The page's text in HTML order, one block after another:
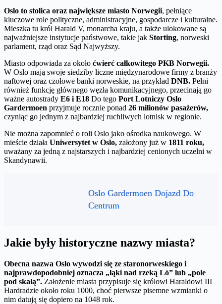
Oslo to stolica oraz największe miasto Norwegii, pełniące
kluczowe role polityczne, administracyjne, gospodarcze i kulturalne.
Mieszka tu król Harald V, monarcha kraju, a także ulokowane są
najważniejsze instytucje państwowe, takie jak Storting, norweski
parlament, rząd oraz Sąd Najwyższy.
Miasto odpowiada za około ćwierć całkowitego PKB Norwegii.
W Oslo mają swoje siedziby liczne międzynarodowe firmy z branży
naftowej oraz czołowe banki norweskie, na przykład DNB. Pełni
również funkcję głównego węzła komunikacyjnego, przecinają go
ważne autostrady E6 i E18 Do tego Port Lotniczy Oslo
Gardermoen przyjmuje rocznie ponad 26 milionów pasażerów,
czyniąc go jednym z najbardziej ruchliwych lotnisk w regionie.
Nie można zapomnieć o roli Oslo jako ośrodka naukowego. W
mieście działa Uniwersytet w Oslo, założony już w 1811 roku,
uważany za jedną z najstarszych i najbardziej cenionych uczelni w
Skandynawii.
Oslo Gardermoen Dojazd Do
Centrum
Jakie były historyczne nazwy miasta?
Obecna nazwa Oslo wywodzi się ze staronorweskiego i
najprawdopodobniej oznacza „łąki nad rzeką Ló” lub „pole
pod skałą”. Założenie miasta przypisuje się królowi Haraldowi III
Hardradzie około roku 1000, choć pierwsze pisemne wzmianki o
nim datują się dopiero na 1048 rok.